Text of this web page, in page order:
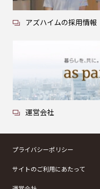
アズハイムの採用情報
運営会社
プライバシーポリシー
サイトのご利用にあたって